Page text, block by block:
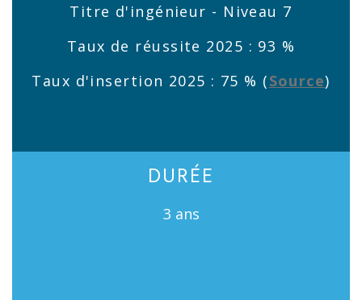
Titre d'ingénieur - Niveau 7
Taux de réussite 2025 : 93 %
Taux d'insertion 2025 : 75 % (Source)
DURÉE
3 ans